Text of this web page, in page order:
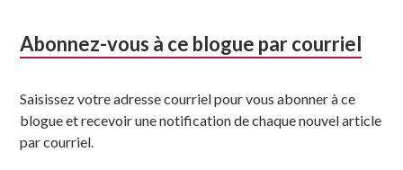
Abonnez-vous à ce blogue par courriel
Saisissez votre adresse courriel pour vous abonner à ce
blogue et recevoir une notification de chaque nouvel article
par courriel.